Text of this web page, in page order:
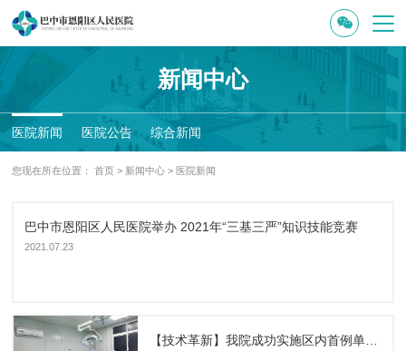
新闻中心
医院新闻 医院公告 综合新闻
您现在所在位置：首页 > 新闻中心 > 医院新闻
巴中市恩阳区人民医院举办 2021年“三基三严”知识技能竞赛
2021.07.23
【技术革新】我院成功实施区内首例单孔胸腔镜肿瘤切除术